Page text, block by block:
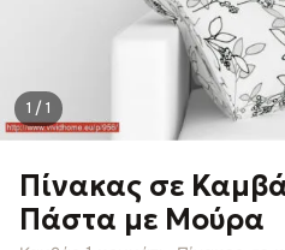
1 / 1
Πίνακας σε
Πάστα με Μούρα